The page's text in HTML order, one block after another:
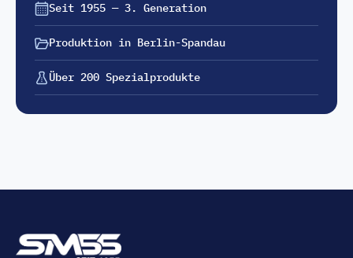
Seit 1955 — 3. Generation
Produktion in Berlin-Spandau
Über 200 Spezialprodukte